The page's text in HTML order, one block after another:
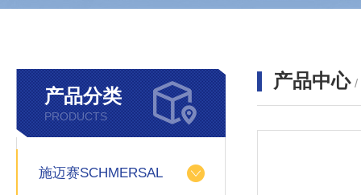
产品分类
PRODUCTS
施迈赛SCHMERSAL
产品中心 /